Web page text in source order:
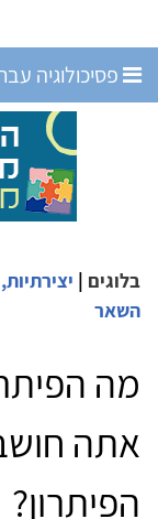
פסיכולוגיה
בלוגים |
השאר
מה
אתה
הפיתרון?